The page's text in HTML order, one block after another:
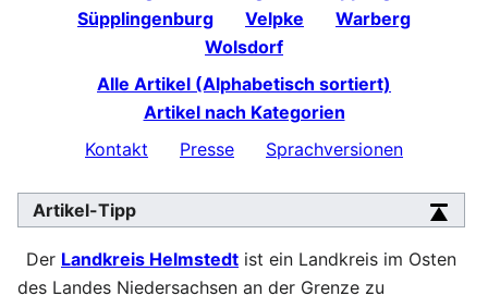
Süpplingenburg
Velpke
Warberg
Wolsdorf
Alle Artikel (Alphabetisch sortiert)
Artikel nach Kategorien
Kontakt
Presse Sprachversionen
Artikel-Tipp
Der Landkreis Helmstedt ist ein Landkreis im Osten
des Landes Niedersachsen an der Grenze zu